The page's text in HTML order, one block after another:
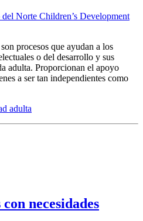
del Norte Children’s Development
procesos que ayudan a los
o del desarrollo y sus
adulta. Proporcionan el apoyo
a ser tan independientes como
adulta
necesidades